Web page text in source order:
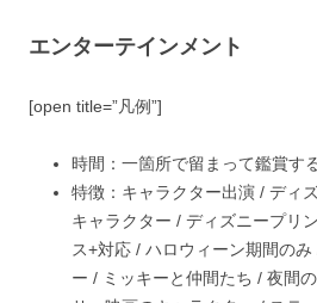
エンターテインメント
[open title=”凡例”]
時間： 一箇所で留まって鑑賞す
特徴： キャラクター出演 / ディ
キャラクター / ディズニープリ
ス+対応 / ハロウィーン期間のみ
ー / ミッキーと仲間たち / 夜間